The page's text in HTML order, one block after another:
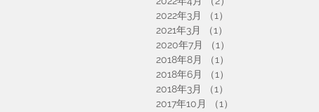
2022年3月
（1）
2021年3月
（1）
2020年7月
（1）
2018年8月
（1）
2018年6月
（1）
2018年3月
（1）
2017年10月
（1）